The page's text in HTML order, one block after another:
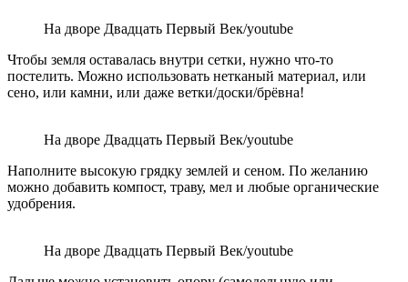
На дворе Двадцать Первый Век/youtube
Чтобы земля оставалась внутри сетки, нужно что-то
постелить. Можно использовать нетканый материал, или
сено, или камни, или даже ветки/доски/брёвна!
На дворе Двадцать Первый Век/youtube
Наполните высокую грядку землей и сеном. По желанию
можно добавить компост, траву, мел и любые органические
удобрения.
На дворе Двадцать Первый Век/youtube